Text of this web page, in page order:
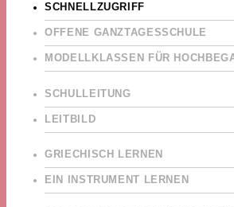
SCHNELLZUGRIFF
OFFENE GANZTAGESSCHULE
MODELLKLASSEN FÜR
SCHULLEITUNG
LEITBILD
GRIECHISCH LERNEN
EIN INSTRUMENT LERNEN